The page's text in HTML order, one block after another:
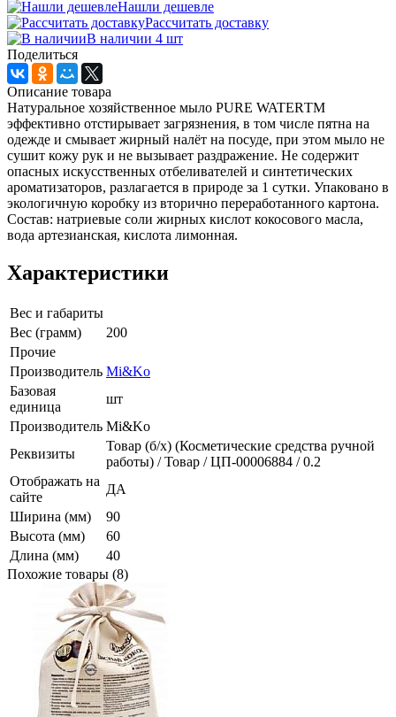
Нашли дешевле
Рассчитать доставку
В наличии 4 шт
Поделиться
Описание товара
Натуральное хозяйственное мыло PURE WATERТМ
эффективно отстирывает загрязнения, в том числе пятна на
одежде и смывает жирный налёт на посуде, при этом мыло не
сушит кожу рук и не вызывает раздражение. Не содержит
опасных искусственных отбеливателей и синтетических
ароматизаторов, разлагается в природе за 1 сутки. Упаковано в
экологичную коробку из вторично переработанного картона.
Состав: натриевые соли жирных кислот кокосового масла,
вода артезианская, кислота лимонная.
Характеристики
Вес и габариты
Вес (грамм)
200
Прочие
Производитель Mi&Ko
Базовая
единица
шт
Производитель Mi&Ko
Реквизиты
Товар (б/х) (Косметические средства ручной
работы) / Товар / ЦП-00006884 / 0.2
Отображать на
сайте
ДА
Ширина (мм)
90
Высота (мм)
60
Длина (мм)
40
Похожие товары (8)